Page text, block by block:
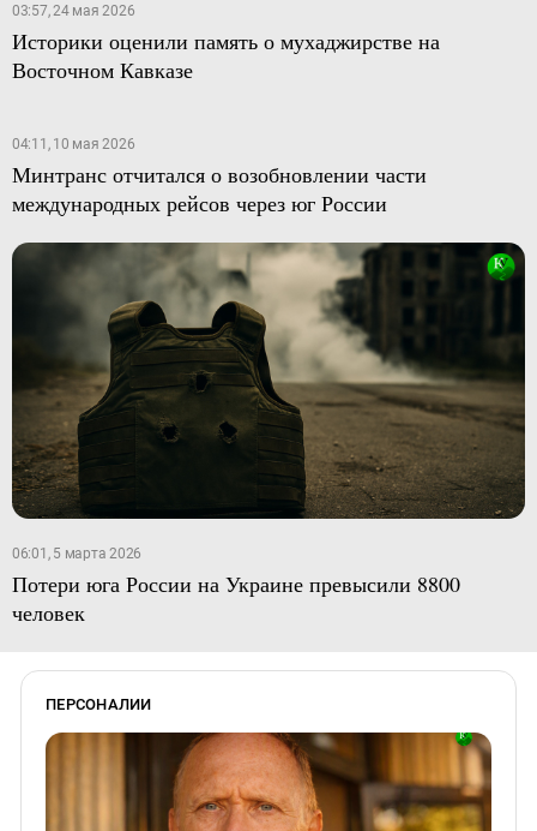
03:57, 24 мая 2026
Историки оценили память о мухаджирстве на
Восточном Кавказе
04:11, 10 мая 2026
Минтранс отчитался о возобновлении части
международных рейсов через юг России
06:01, 5 марта 2026
Потери юга России на Украине превысили 8800
человек
ПЕРСОНАЛИИ